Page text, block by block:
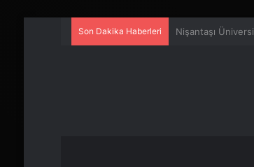
Son Dakika Haberleri Ankara rent a car